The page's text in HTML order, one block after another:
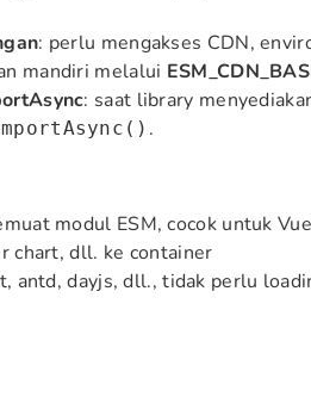
: perlu mengakses CDN,
mandiri melalui
: saat library
.
modul ESM, cocok untuk
chart, dll. ke container
antd, dayjs, dll., tidak perlu